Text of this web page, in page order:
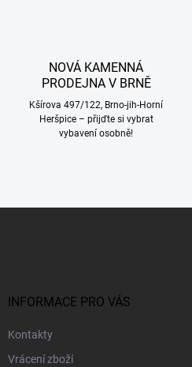
NOVÁ KAMENNÁ
PRODEJNA V BRNĚ
Kšírova 497/122, Brno-jih-Horní
Heršpice – přijďte si vybrat
vybavení osobně!
INFORMACE PRO VÁS
Kontakty
Vrácení zboží